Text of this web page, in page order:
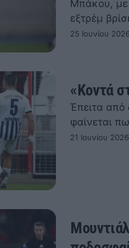
Μπάκου, με
εξτρέμ
25 Ιουνίου
«Κοντά
Έπειτα
φαίνεται
21 Ιουνίου